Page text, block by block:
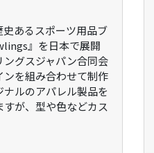
史あるスポーツ用品ブ
』を日本で展開
ングスジャパン合同会
ンを組み合わせて制作
ナルのアパレル製品を
が、型や色などカス